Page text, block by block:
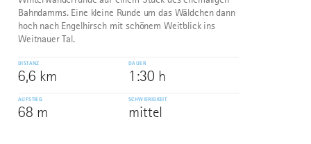
Bahndamms. Eine kleine Runde um das Wäldchen dann
hoch nach Engelhirsch mit schönem Weitblick ins
Weitnauer Tal.
DISTANZ
6,6 km
DAUER
1:30 h
AUFSTIEG
68 m
SCHWIERIGKEIT
mittel